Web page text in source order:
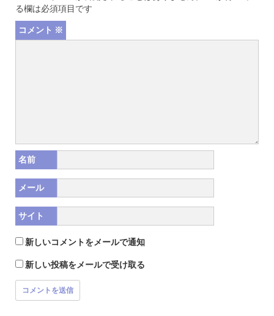
る欄は必須項目です
コメント ※
名前
メール
サイト
新しいコメントをメールで通知
新しい投稿をメールで受け取る